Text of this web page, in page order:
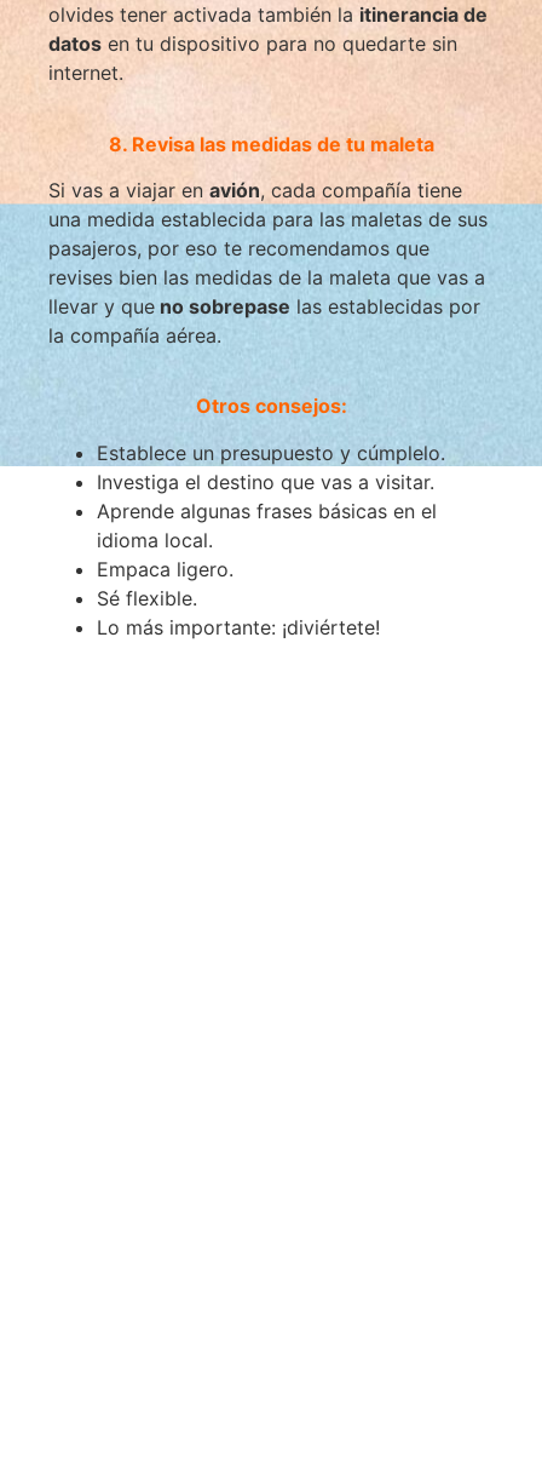
olvides tener activada también la itinerancia de
datos en tu dispositivo para no quedarte sin
internet.
8. Revisa las medidas de tu maleta
Si vas a viajar en avión, cada compañía tiene
una medida establecida para las maletas de sus
pasajeros, por eso te recomendamos que
revises bien las medidas de la maleta que vas a
llevar y que no sobrepase las establecidas por
la compañía aérea.
Otros consejos:
Establece un presupuesto y cúmplelo.
Investiga el destino que vas a visitar.
Aprende algunas frases básicas en el
idioma local.
Empaca ligero.
Sé flexible.
Lo más importante: ¡diviértete!